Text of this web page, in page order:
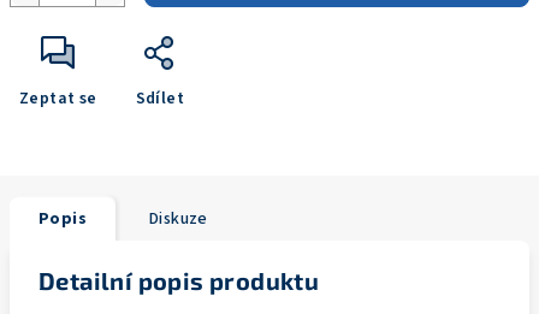
Zeptat se Sdílet
Popis Diskuze
Detailní popis produktu